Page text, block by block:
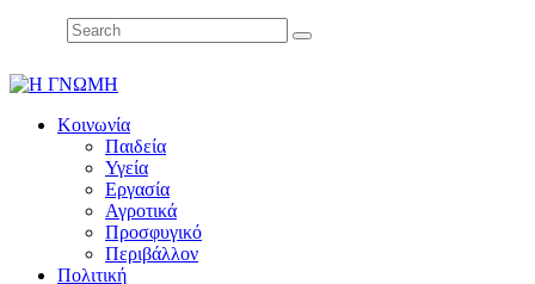
Κοινωνία
Παιδεία
Υγεία
Εργασία
Αγροτικά
Προσφυγικό
Περιβάλλον
Πολιτική